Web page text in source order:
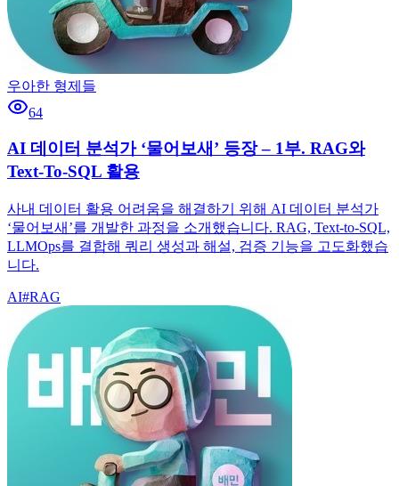
우아한 형제들
64
AI 데이터 분석가 ‘물어보새’ 등장 – 1부. RAG와
Text-To-SQL 활용
사내 데이터 활용 어려움을 해결하기 위해 AI 데이터 분석가
‘물어보새’를 개발한 과정을 소개했습니다. RAG, Text-to-SQL,
LLMOps를 결합해 쿼리 생성과 해설, 검증 기능을 고도화했습
니다.
AI#RAG